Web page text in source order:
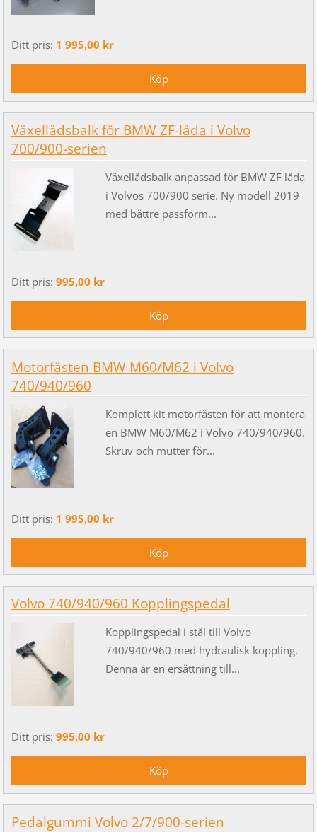
Ditt pris: 1 995,00 kr
Växellådsbalk för BMW ZF-låda i Volvo
700/900-serien
Växellådsbalk anpassad för BMW ZF låda
i Volvos 700/900 serie. Ny modell 2019
med bättre passform...
Ditt pris: 995,00 kr
Motorfästen BMW M60/M62 i Volvo
740/940/960
Komplett kit motorfästen för att montera
en BMW M60/M62 i Volvo 740/940/960.
Skruv och mutter för...
Ditt pris: 1 995,00 kr
Volvo 740/940/960 Kopplingspedal
Kopplingspedal i stål till Volvo
740/940/960 med hydraulisk koppling.
Denna är en ersättning till...
Ditt pris: 995,00 kr
Pedalgummi Volvo 2/7/900-serien